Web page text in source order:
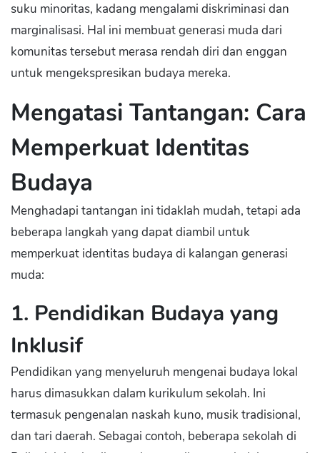
suku minoritas, kadang mengalami diskriminasi dan
marginalisasi. Hal ini membuat generasi muda dari
komunitas tersebut merasa rendah diri dan enggan
untuk mengekspresikan budaya mereka.
Mengatasi Tantangan: Cara
Memperkuat Identitas
Budaya
Menghadapi tantangan ini tidaklah mudah, tetapi ada
beberapa langkah yang dapat diambil untuk
memperkuat identitas budaya di kalangan generasi
muda:
1. Pendidikan Budaya yang
Inklusif
Pendidikan yang menyeluruh mengenai budaya lokal
harus dimasukkan dalam kurikulum sekolah. Ini
termasuk pengenalan naskah kuno, musik tradisional,
dan tari daerah. Sebagai contoh, beberapa sekolah di